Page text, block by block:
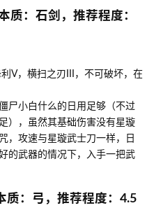
质：石剑，推荐程度：
V，横扫之刃III，不可破坏，在
尸小白什么的日用足够（不过
），虽然其基础伤害没有星璇
，攻速与星璇武士刀一样，日
的武器的情况下，入手一把武
质：弓，推荐程度：4.5